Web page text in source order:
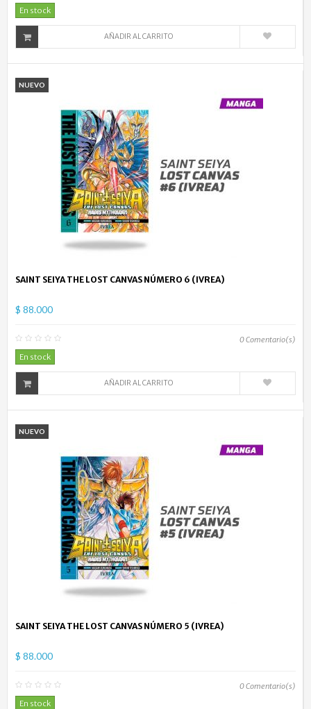
En stock
AÑADIR AL CARRITO
NUEVO
SAINT SEIYA THE LOST CANVAS NÚMERO 6 (IVREA)
$ 88.000
0Comentario(s)
En stock
AÑADIR AL CARRITO
NUEVO
SAINT SEIYA THE LOST CANVAS NÚMERO 5 (IVREA)
$ 88.000
0Comentario(s)
En stock